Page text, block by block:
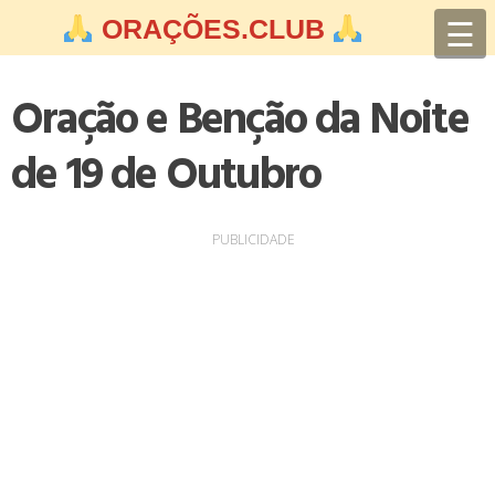
ORAÇÕES.CLUB ☰
Oração e Benção da Noite
de 19 de Outubro
PUBLICIDADE